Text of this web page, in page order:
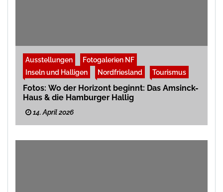
Ausstellungen
Fotogalerien NF
Inseln und Halligen
Nordfriesland Tourismus
Fotos: Wo der Horizont beginnt: Das Amsinck-
Haus & die Hamburger Hallig
14. April 2026